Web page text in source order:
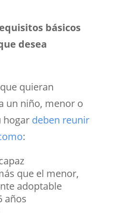
básicos
desea
quieran
un niño, menor o
hogar deben reunir
:
que el menor,
adoptable
años